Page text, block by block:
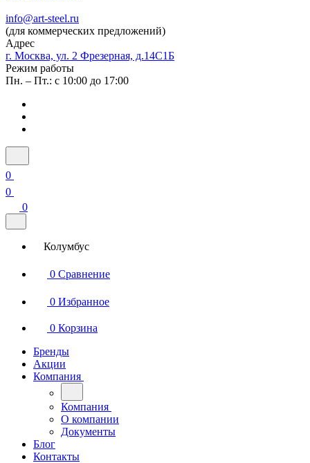
info@art-steel.ru
(для коммерческих предложений)
Адрес
г. Москва, ул. 2 Фрезерная, д.14С1Б
Режим работы
Пн. – Пт.: с 10:00 до 17:00
0
0
0
Колумбус
0 Сравнение
0 Избранное
0 Корзина
Бренды
Акции
Компания
Компания
О компании
Документы
Блог
Контакты